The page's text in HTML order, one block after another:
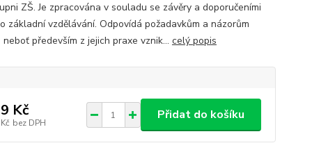
ZŠ. Je zpracována v souladu se závěry a doporučeními
základní vzdělávání. Odpovídá požadavkům a názorům
neboť především z jejich praxe vznik... celý popis
Kč
bez DPH
Přidat do košíku